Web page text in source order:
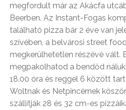
megfordult már az Akácfa
Beerben. Az Instant-Fogas
található pizza bár 2 éve van
szívében, a belvárosi street
megkerülhetetlen részévé vált.
megpakolhatod a bendőd
18.00 óra és reggel 6 között
Woltnak és Netpincérnek
szállítják 28 és 32 cm-es